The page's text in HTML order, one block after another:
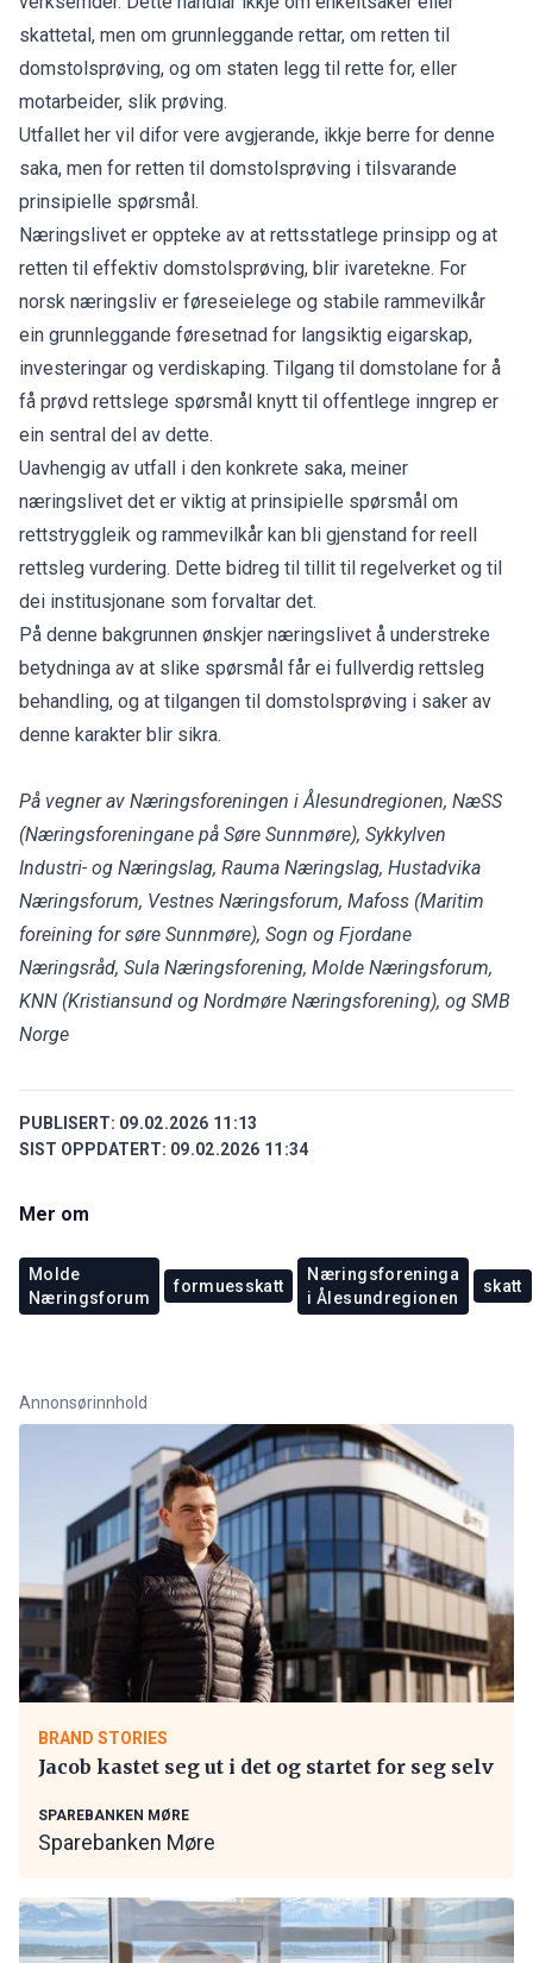
skattetal, men om grunnleggande rettar, om retten til
domstolsprøving, og om staten legg til rette for, eller
motarbeider, slik prøving.
Utfallet her vil difor vere avgjerande, ikkje berre for denne
saka, men for retten til domstolsprøving i tilsvarande
prinsipielle spørsmål.
Næringslivet er oppteke av at rettsstatlege prinsipp og at
retten til effektiv domstolsprøving, blir ivaretekne. For
norsk næringsliv er føreseielege og stabile rammevilkår
ein grunnleggande føresetnad for langsiktig eigarskap,
investeringar og verdiskaping. Tilgang til domstolane for å
få prøvd rettslege spørsmål knytt til offentlege inngrep er
ein sentral del av dette.
Uavhengig av utfall i den konkrete saka, meiner
næringslivet det er viktig at prinsipielle spørsmål om
rettstryggleik og rammevilkår kan bli gjenstand for reell
rettsleg vurdering. Dette bidreg til tillit til regelverket og til
dei institusjonane som forvaltar det.
På denne bakgrunnen ønskjer næringslivet å understreke
betydninga av at slike spørsmål får ei fullverdig rettsleg
behandling, og at tilgangen til domstolsprøving i saker av
denne karakter blir sikra.
På vegner av Næringsforeningen i Ålesundregionen, NæSS
(Næringsforeningane på Søre Sunnmøre), Sykkylven
Industri- og Næringslag, Rauma Næringslag, Hustadvika
Næringsforum, Vestnes Næringsforum, Mafoss (Maritim
foreining for søre Sunnmøre), Sogn og Fjordane
Næringsråd, Sula Næringsforening, Molde Næringsforum,
KNN (Kristiansund og Nordmøre Næringsforening), og SMB
Norge
PUBLISERT: 09.02.2026 11:13
SIST OPPDATERT: 09.02.2026 11:34
Mer om
Molde
Næringsforum
formuesskatt
Næringsforeninga
i Ålesundregionen
skatt
Annonsørinnhold
BRAND STORIES
Jacob kastet seg ut i det og startet for seg selv
SPAREBANKEN MØRE
Sparebanken Møre